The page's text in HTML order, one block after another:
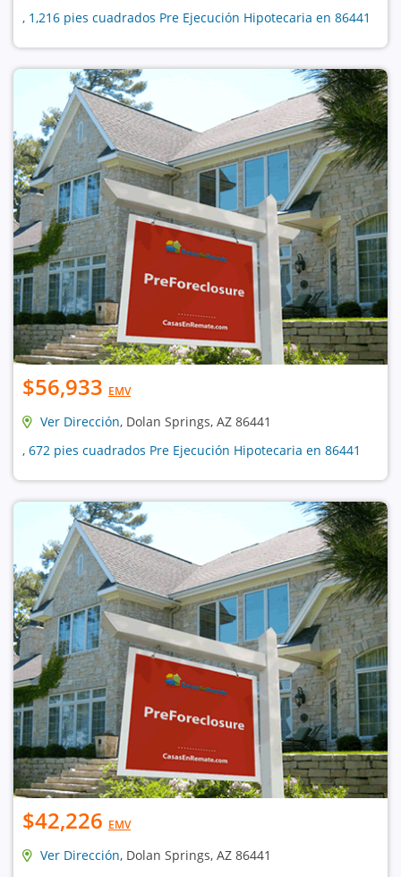
, 1,216 pies cuadrados Pre Ejecución Hipotecaria en 86441
$56,933 EMV
Ver Dirección, Dolan Springs, AZ 86441
, 672 pies cuadrados Pre Ejecución Hipotecaria en 86441
$42,226 EMV
Ver Dirección, Dolan Springs, AZ 86441